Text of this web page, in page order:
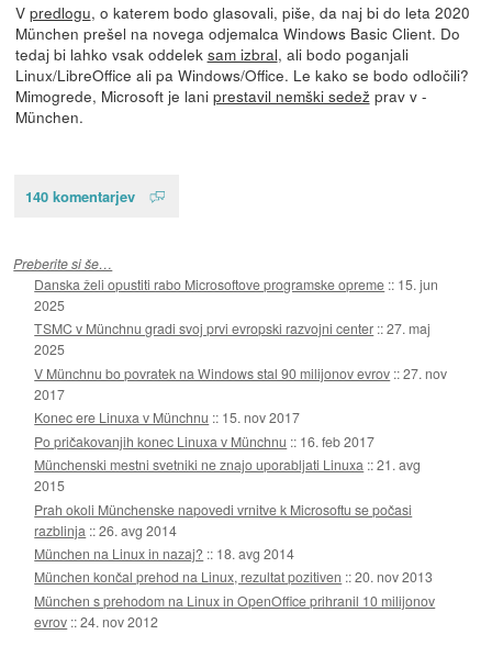
V predlogu, o katerem bodo glasovali, piše, da naj bi do leta 2020
München prešel na novega odjemalca Windows Basic Client. Do
tedaj bi lahko vsak oddelek sam izbral, ali bodo poganjali
Linux/LibreOffice ali pa Windows/Office. Le kako se bodo odločili?
Mimogrede, Microsoft je lani prestavil nemški sedežprav v -
München.
140 komentarjev
Preberite si še…
Danska želi opustiti rabo Microsoftove programske opreme :: 15. jun
2025
TSMC v Münchnu gradi svoj prvi evropski razvojni center ::27. maj
2025
V Münchnu bo povratek na Windows stal 90 milijonov evrov ::27. nov
2017
Konec ere Linuxa v Münchnu :: 15. nov 2017
Po pričakovanjih konec Linuxa v Münchnu :: 16. feb 2017
Münchenski mestni svetniki ne znajo uporabljati Linuxa ::21. avg
2015
Prah okoli Münchenske napovedi vrnitve k Microsoftu se počasi
razblinja ::26. avg 2014
München na Linux in nazaj? :: 18. avg 2014
München končal prehod na Linux, rezultat pozitiven ::20. nov 2013
München s prehodom na Linux in OpenOffice prihranil 10 milijonov
evrov ::24. nov 2012